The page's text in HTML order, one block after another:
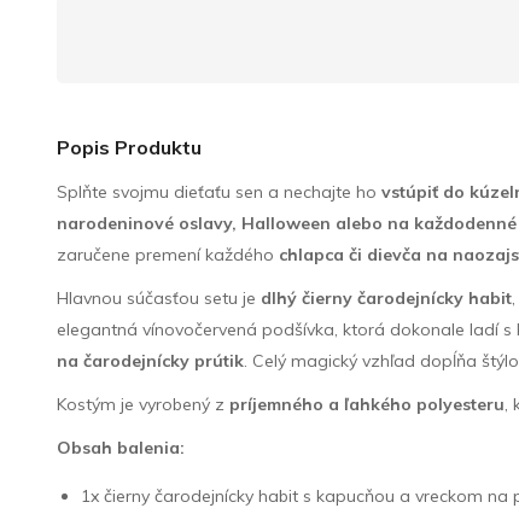
Popis Produktu
Splňte svojmu dieťaťu sen a nechajte ho vstúpiť do
narodeninové oslavy, Halloween alebo na
zaručene premení každého chlapca či dievča na
Hlavnou súčasťou setu je dlhý čierny čarodejnícky habit
elegantná vínovočervená podšívka, ktorá dokonale ladí s
na čarodejnícky prútik. Celý magický vzhľad dopĺňa
Kostým je vyrobený z príjemného a ľahkého polyesteru,
Obsah balenia:
1x čierny čarodejnícky habit s kapucňou a vreckom na